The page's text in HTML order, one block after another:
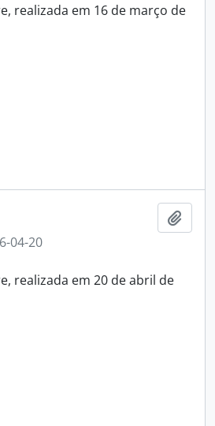
realizada em 16 de março de
04-20
realizada em 20 de abril de